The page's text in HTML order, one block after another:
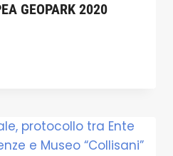
GEOPARK 2020